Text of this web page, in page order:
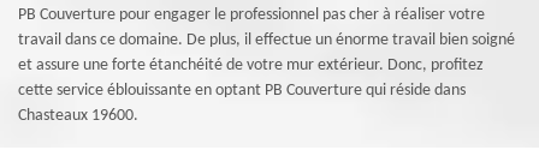
PB Couverture pour engager le professionnel pas cher à réaliser votre
travail dans ce domaine. De plus, il effectue un énorme travail bien soigné
et assure une forte étanchéité de votre mur extérieur. Donc, profitez
cette service éblouissante en optant PB Couverture qui réside dans
Chasteaux 19600.